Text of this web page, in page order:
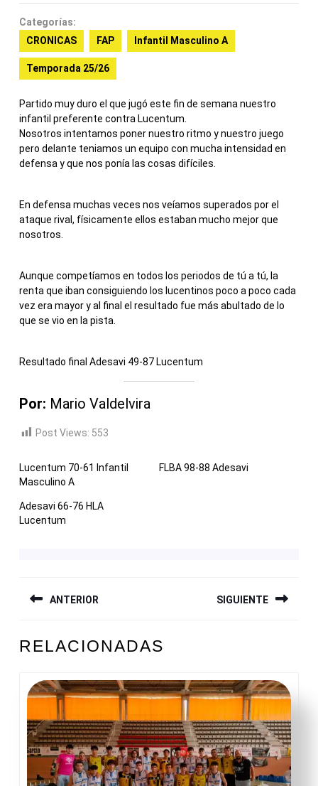
Categorías:
CRONICAS
FAP Infantil Masculino A
Temporada 25/26
Partido muy duro el que jugó este fin de semana nuestro
infantil preferente contra Lucentum.
Nosotros intentamos poner nuestro ritmo y nuestro juego
pero delante teniamos un equipo con mucha intensidad en
defensa y que nos ponía las cosas difíciles.
En defensa muchas veces nos veíamos superados por el
ataque rival, físicamente ellos estaban mucho mejor que
nosotros.
Aunque competíamos en todos los periodos de tú a tú, la
renta que iban consiguiendo los lucentinos poco a poco cada
vez era mayor y al final el resultado fue más abultado de lo
que se vio en la pista.
Resultado final Adesavi 49-87 Lucentum
Por: Mario Valdelvira
Post Views: 553
Lucentum 70-61 Infantil
Masculino A
FLBA 98-88 Adesavi
Adesavi 66-76 HLA
Lucentum
DE
ANTERIOR
anterior:
SIGUIENTE
entrada:
RELACIONADAS